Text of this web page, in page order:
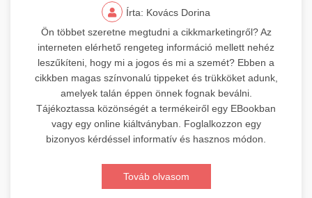
Írta: Kovács Dorina
Ön többet szeretne megtudni a cikkmarketingről? Az
interneten elérhető rengeteg információ mellett nehéz
leszűkíteni, hogy mi a jogos és mi a szemét? Ebben a
cikkben magas színvonalú tippeket és trükköket adunk,
amelyek talán éppen önnek fognak beválni.
Tájékoztassa közönségét a termékeiről egy EBookban
vagy egy online kiáltványban. Foglalkozzon egy
bizonyos kérdéssel informatív és hasznos módon.
Továb olvasom